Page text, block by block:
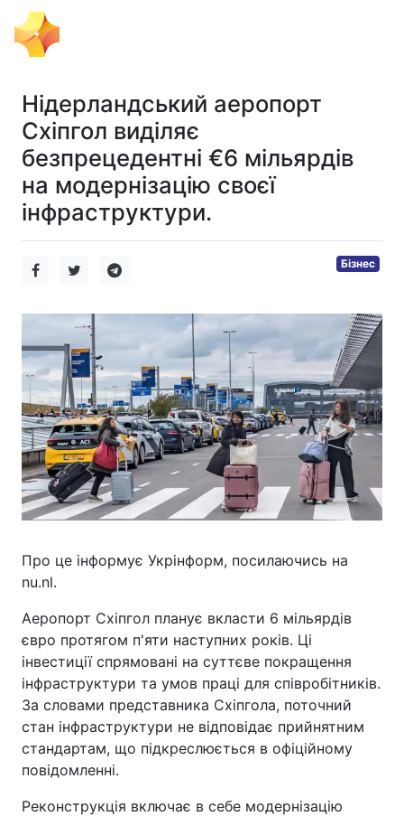
Нідерландський аеропорт
Схіпгол виділяє
безпрецедентні €6 мільярдів
на модернізацію своєї
інфраструктури.
Бізнес
Про це інформує Укрінформ, посилаючись на
nu.nl.
Аеропорт Схіпгол планує вкласти 6 мільярдів
євро протягом п'яти наступних років. Ці
інвестиції спрямовані на суттєве покращення
інфраструктури та умов праці для співробітників.
За словами представника Схіпгола, поточний
стан інфраструктури не відповідає прийнятним
стандартам, що підкреслюється в офіційному
повідомленні.
Реконструкція включає в себе модернізацію